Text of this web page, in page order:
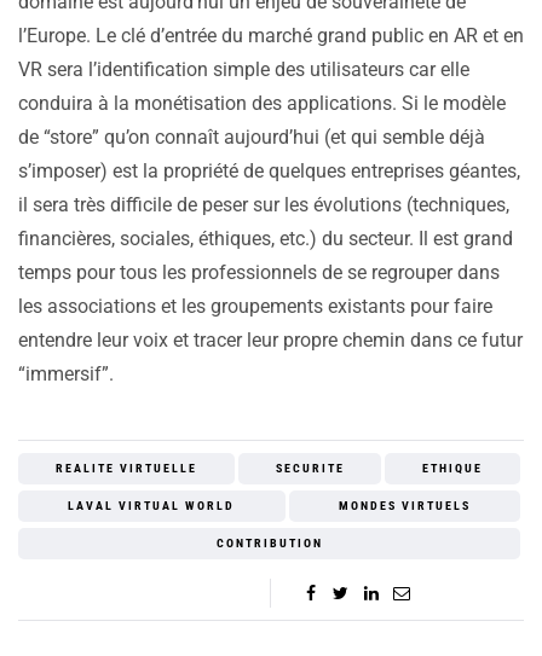
l’Europe. Le clé d’entrée du marché grand public en AR et en
VR sera l’identification simple des utilisateurs car elle
conduira à la monétisation des applications. Si le modèle
de “store” qu’on connaît aujourd’hui (et qui semble déjà
s’imposer) est la propriété de quelques entreprises géantes,
il sera très difficile de peser sur les évolutions (techniques,
financières, sociales, éthiques, etc.) du secteur. Il est grand
temps pour tous les professionnels de se regrouper dans
les associations et les groupements existants pour faire
entendre leur voix et tracer leur propre chemin dans ce futur
“immersif”.
REALITE VIRTUELLE SECURITE ETHIQUE
LAVAL VIRTUAL WORLD MONDES VIRTUELS
CONTRIBUTION